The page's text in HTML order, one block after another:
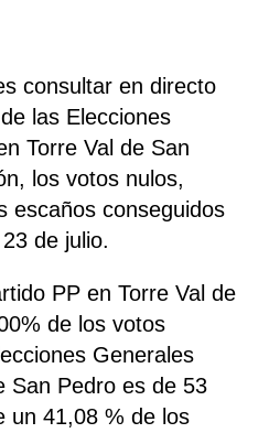
consultar en directo
las Elecciones
Torre Val de San
los votos nulos,
escaños conseguidos
de julio.
PP en Torre Val de
de los votos
Generales
San Pedro es de 53
un 41,08 % de los